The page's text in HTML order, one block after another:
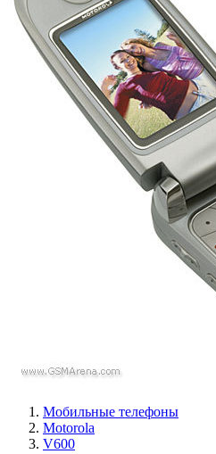
Мобильные телефоны
Motorola
V600